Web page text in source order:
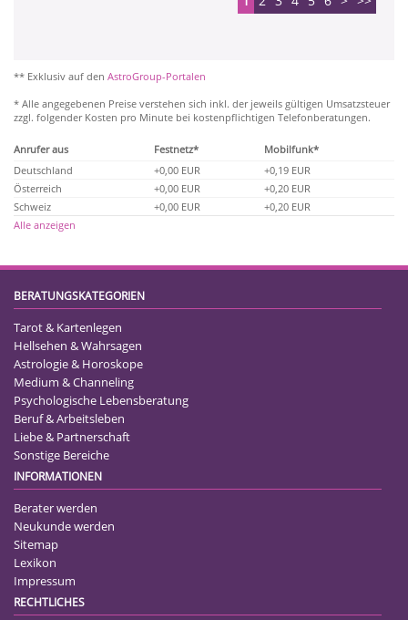
** Exklusiv auf den AstroGroup-Portalen
* Alle angegebenen Preise verstehen sich inkl. der jeweils gültigen Umsatzsteuer
zzgl. folgender Kosten pro Minute bei kostenpflichtigen Telefonberatungen.
Anrufer aus Festnetz*
Mobilfunk*
Deutschland
+0,00 EUR
+0,19 EUR
Österreich
+0,00 EUR
+0,20 EUR
Schweiz
+0,00 EUR
+0,20 EUR
Alle anzeigen
BERATUNGSKATEGORIEN
Tarot & Kartenlegen
Hellsehen & Wahrsagen
Astrologie & Horoskope
Medium & Channeling
Psychologische Lebensberatung
Beruf & Arbeitsleben
Liebe & Partnerschaft
Sonstige Bereiche
INFORMATIONEN
Berater werden
Neukunde werden
Sitemap
Lexikon
Impressum
RECHTLICHES